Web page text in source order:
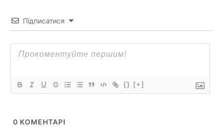
Підписатися
{} [+]
0 КОМЕНТАРІ